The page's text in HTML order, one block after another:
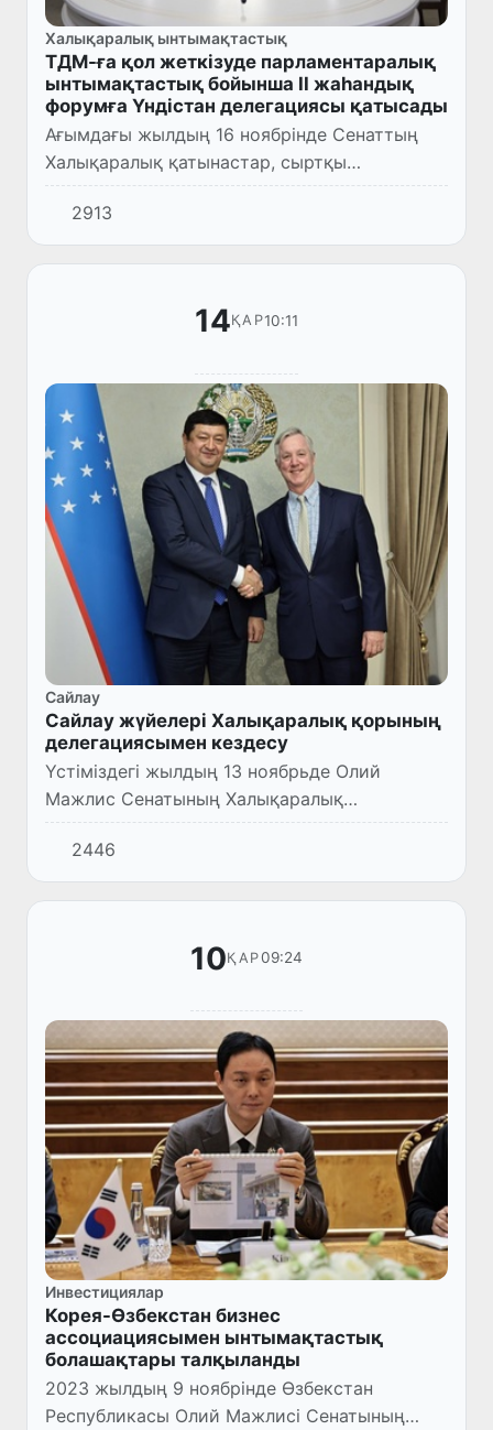
Халықаралық ынтымақтастық
ТДМ-ға қол жеткізуде парламентаралық
ынтымақтастық бойынша ІІ жаһандық
форумға Үндістан делегациясы қатысады
Ағымдағы жылдың 16 ноябрінде Сенаттың
Халықаралық қатынастар, сыртқы
экономикалық байланыстар, шетелдік
инвестициялар мен туризм мәселелері
комитетінде тұрақты негізде жұмыс істейт...
2913
14ҚАР10:11
Сайлау
Сайлау жүйелері Халықаралық қорының
делегациясымен кездесу
Үстіміздегі жылдың 13 ноябрьде Олий
Мажлис Сенатының Халықаралық
қатынастар, сыртқы экономикалық
байланыстар, шетелдік инвестициялар мен
туризм мәселелері жөніндегі комитетінің
2446
10ҚАР09:24
Инвестициялар
Корея-Өзбекстан бизнес
ассоциациясымен ынтымақтастық
болашақтары талқыланды
2023 жылдың 9 ноябрінде Өзбекстан
Республикасы Олий Мажлисі Сенатының